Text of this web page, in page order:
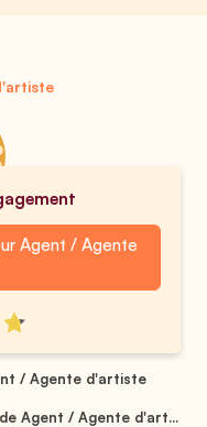
Agent / Agente
/ Agente d'artiste
Agent / Agente d'art...